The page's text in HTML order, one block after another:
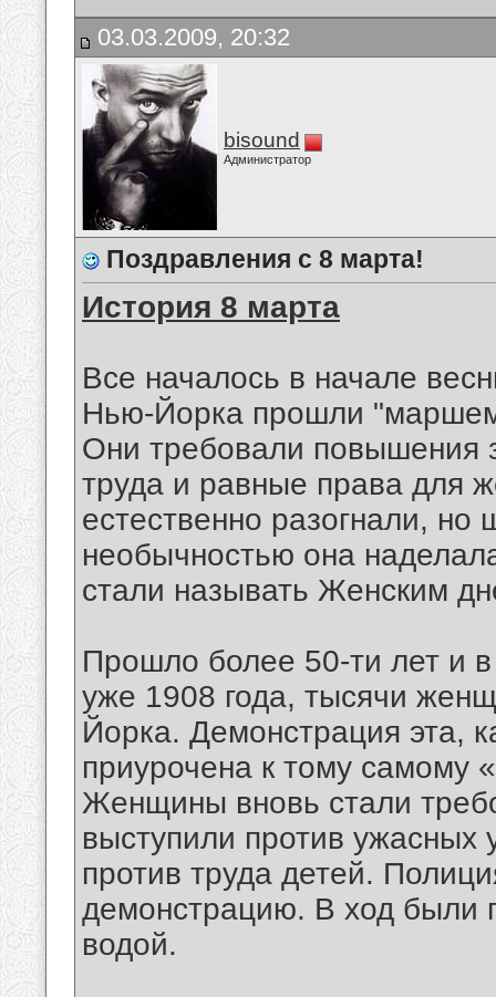
03.03.2009, 20:32
bisound
Администратор
Поздравления с 8 марта!
История 8 марта
Все началось в начале
Нью-Йорка прошли "маршем
Они требовали повышения
труда и равные права для
естественно разогнали, но
необычностью она
стали называть Женским
Прошло более 50-ти лет и
уже 1908 года, тысячи
Йорка. Демонстрация эта,
приурочена к тому самому
Женщины вновь стали
выступили против ужасных
против труда детей.
демонстрацию. В ход были
водой.